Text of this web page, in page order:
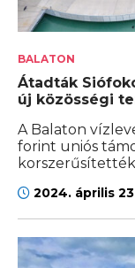
BALATON
Átadták
új közösségi
A Balaton
forint uniós
2024. április